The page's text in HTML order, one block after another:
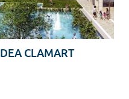
CLAMART